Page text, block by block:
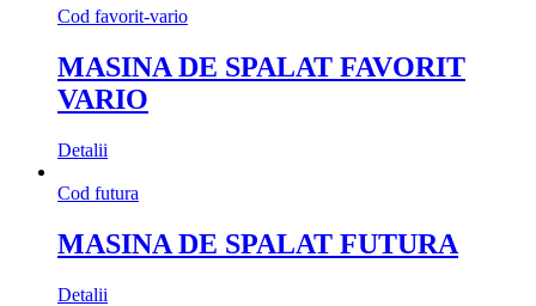
Cod favorit-vario
MASINA DE SPALAT FAVORIT
VARIO
Detalii
Cod futura
MASINA DE SPALAT FUTURA
Detalii